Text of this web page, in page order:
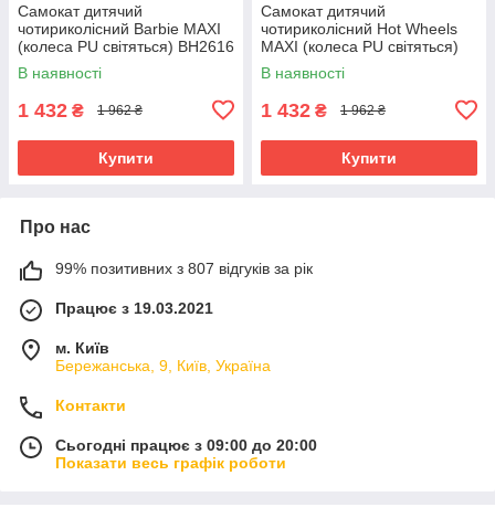
Самокат дитячий
чотириколісний Barbie MAXI
(колеса PU світяться) BH2616
В наявності
1 432 ₴ 1 962 ₴
Купити
Самокат дитячий
чотириколісний Hot Wheels
MAXI (колеса PU світяться)
BH2617
В наявності
1 432 ₴ 1 962 ₴
Купити
Про нас
99% позитивних з 807 відгуків за рік
Працює з 19.03.2021
м. Київ
Бережанська, 9, Київ, Україна
Контакти
Сьогодні працює з 09:00 до 20:00
Показати весь графік роботи